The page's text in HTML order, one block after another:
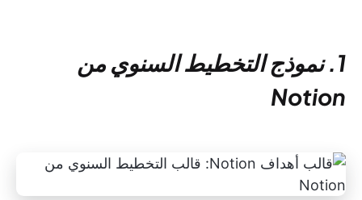
1. نموذج التخطيط السنوي من
Notion